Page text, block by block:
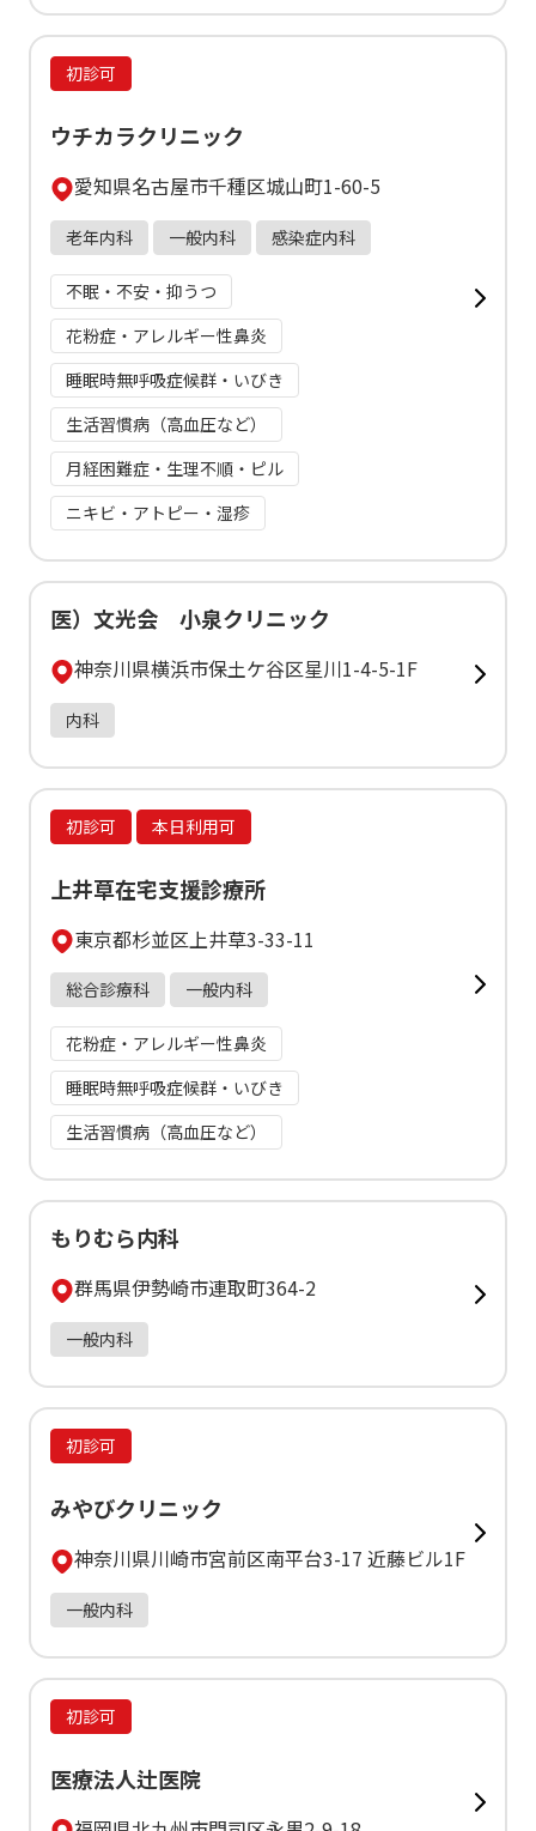
初診可
ウチカラクリニック
愛知県名古屋市千種区城山町1-60-5
老年内科 一般内科 感染症内科
不眠・不安・抑うつ
花粉症・アレルギー性鼻炎
睡眠時無呼吸症候群・いびき
生活習慣病（高血圧など）
月経困難症・生理不順・ピル
ニキビ・アトピー・湿疹
医）文光会 小泉クリニック
神奈川県横浜市保土ケ谷区星川1-4-5-1F
内科
初診可 本日利用可
上井草在宅支援診療所
東京都杉並区上井草3-33-11
総合診療科 一般内科
花粉症・アレルギー性鼻炎
睡眠時無呼吸症候群・いびき
生活習慣病（高血圧など）
もりむら内科
群馬県伊勢崎市連取町364-2
一般内科
初診可
みやびクリニック
神奈川県川崎市宮前区南平台3-17 近藤ビル1F
一般内科
初診可
医療法人辻医院